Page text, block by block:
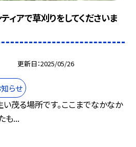
ィアで草刈りをしてくださいま
更新日 2025/05/26
らせ
茂る場所です。ここまでなかなか
も...